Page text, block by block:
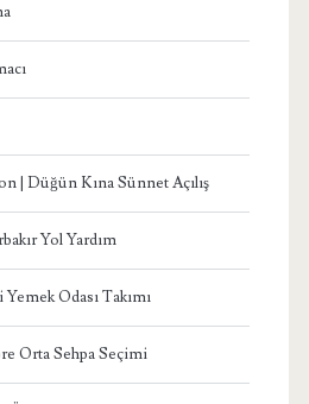
| Düğün Kına Sünnet Açılış
Yol Yardım
Odası Takımı
Orta Sehpa Seçimi